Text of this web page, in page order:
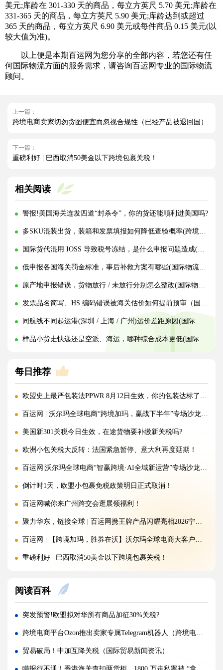
美元;库龄在 301-330 天的商品，每立方英尺 5.70 美元;库龄在
331-365 天的商品，每立方英尺 5.90 美元;库龄达到或超过
365 天的商品，每立方英尺 6.90 美元或每件商品 0.15 美元(以
较大值为准)。
以上便是本期百运网为您分享的全部内容，若您还有任
何国际物流方面的服务需求，请咨询百运网专业的国际物流
顾问。
上一篇：
跨境电商卖家切勿贪图便宜而忽视合规性（已经产品被退回国）
下一篇：
重磅利好 | 巴西取消50美金以下跨境包裹关税！
相关阅读
警报!美国海关连发四道“封杀令”，你的货还能顺利进美国吗?
多SKU混装出货，装箱和发票填报如何降低查验概率(跨境物流干货知识分享)
国际货代混用 IOSS 导致税号冻结，是什么申报问题造成(国际物流干货知识分享)
低申报各国海关罚金标准，事后补救方案有哪些(国际物流干货知识分享)
原产地申报错误，货物放行 / 未放行分别怎么整改(国际物流干货知识分享)
发票品名简写、HS 编码错误被海关估价如何提前预审（国际物流干货知识分享）
同航线不同起运港(深圳 / 上海 / 广州)运价差距原因(国际海运干货知识分享)
样品小货走快递还是空派、海运，哪种综合成本更低(国际物流干货知识分享)
每日推荐
欧盟史上最严包装法PPWR 8月12日生效，你的包装达标了吗？
百运网 | 沃尔玛全球电商“跨境加玛，赢战下半年”专场沙龙圆满收官!
美国新301关税今日生效，在途货物要补缴新关税吗?
欧洲小包关税大反转：法国紧急暂停、意大利再度延期！
百运网|沃尔玛全球电商“智赢跨境·AI全域新运营”专场沙龙圆满收官!
倒计时1天，欧盟小包裹免税政策明日正式取消！
百运网喊你来广州跨交会逛展领福利！
聚力华东，链接全球 | 百运网携王牌产品闪耀亮相2026宁波跨境电商出口博览会!
百运网 | 【跨境加玛，胜券在沃】沃尔玛全球电商大客户产业带沙龙圆满收官!
重磅利好 | 巴西取消50美金以下跨境包裹关税！
150欧元免税时代即将终结！欧盟新政落地，跨境卖家如何破局？
突发 | 特朗普签署文件：美国将对这些产品加征100%关税，全球贸易再掀波澜！
百运网 | 沃尔玛平台招商分享大会圆满收官!双向赋能，共启跨境出海新征程
落幕不散场，聚力新征程 | 百运网惊艳亮相福州跨交会，完美收官！
国际海运公司MSC 波斯湾航线新政震动跨境物流（强制终止+加价 800 美元）
阅读百科
突发预警!欧盟拟对华所有商品加征30%关税?
跨境电商平台Ozon推出卖家专属Telegram机器人（跨境电商新闻资讯）
贸易破局！中加互降关税（国际贸易新闻资讯）